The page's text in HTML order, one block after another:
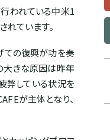
われている中米1
ています。
ての復興が功を奏
大きな原因は昨年
弊している状況を
が主体となり、